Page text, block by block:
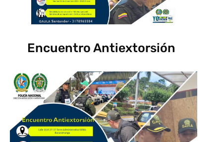
Encuentro Antiextorsión